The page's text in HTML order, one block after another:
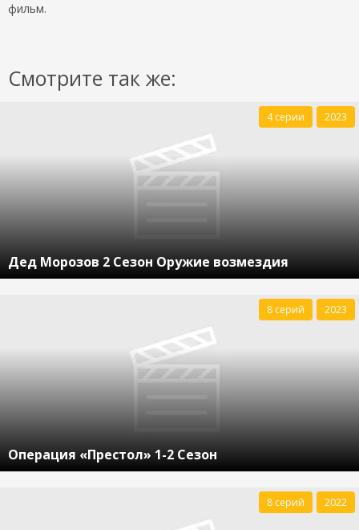
фильм.
Смотрите так же:
Дед Морозов 2 Сезон Оружие возмездия
4 серии 2023
Операция «Престол» 1-2 Сезон
8 серий 2023
8 серий 2022